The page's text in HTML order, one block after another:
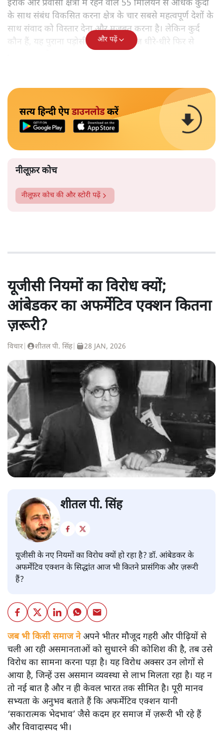
इराक और प्रवासी क्षेत्रों में रहने वाले 55 मिलियन से अधिक कुर्दों
के साथ संबंध विकसित करना क्षेत्र के चार सबसे महत्वपूर्ण देशों के
साथ संवाद को विस्तार देना और मजबूत करना है। लेकिन कुर्द
कौन हैं, यह पुराना पड़ोसी जिसे भारत आज धीरे-धीरे फिर से
और पढ़ें
सत्य हिन्दी ऐपडाउनलोडकरें
नीलूफ़र कोच
नीलूफ़र कोच की और स्टोरी पढ़ें
यूजीसी नियमों का विरोध क्यों;
आंबेडकर का अफर्मेटिव एक्शन कितना
ज़रूरी?
विचार शीतल पी. सिंह| 28 JAN, 2026
शीतल पी. सिंह
यूजीसी के नए नियमों का विरोध क्यों हो रहा है? डॉ. आंबेडकर के
अफर्मेटिव एक्शन के सिद्धांत आज भी कितने प्रासंगिक और ज़रूरी
हैं?
जब भी किसी समाज नेअपने भीतर मौजूद गहरी और पीढ़ियों से
चली आ रही असमानताओं को सुधारने की कोशिश की है, तब उसे
विरोध का सामना करना पड़ा है। यह विरोध अक्सर उन लोगों से
आया है, जिन्हें उस असमान व्यवस्था से लाभ मिलता रहा है। यह न
तो नई बात है और न ही केवल भारत तक सीमित है। पूरी मानव
सभ्यता के अनुभव बताते हैं कि अफर्मेटिव एक्शन यानी
‘सकारात्मक भेदभाव’ जैसे कदम हर समाज में ज़रूरी भी रहे हैं
और विवादास्पद भी।